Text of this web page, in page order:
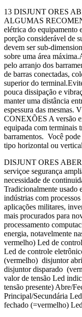
13 DISJUNT ORES
ALGUMAS
elétrica do equipamento
porção considerável de
devem ser sub-
sobre uma área
pelo arranjo dos
de barras conectadas,
superior do
pouca dissipação e
manter uma distância
espessura das
CONEXÕES A versão
equipada com terminais
barramentos. Você
tipo horizontal ou
DISJUNT ORES
serviçoe segurança
necessidade de
Tradicionalmente usado
indústrias com
aplicações militares,
mais procurados para
processamento
energia, notavelmente
vermelho) Led de
Led de controle
(vermelho) disjuntor
disjuntor disparado
valor de tensão Led
tensão presente) Abre/
Principal/Secundária
fechado (=vermelho)